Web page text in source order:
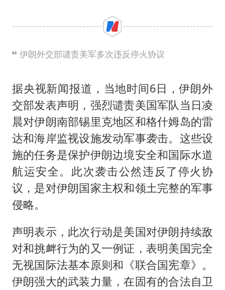
伊朗外交部谴责美军多次违反停火协议
据央视新闻报道，当地时间6日，伊朗外
交部发表声明，强烈谴责美国军队当日凌
晨对伊朗南部锡里克地区和格什姆岛的雷
达和海岸监视设施发动军事袭击。这些设
施的任务是保护伊朗边境安全和国际水道
航运安全。此次袭击公然违反了停火协
议，是对伊朗国家主权和领土完整的军事
侵略。
声明表示，此次行动是美国对伊朗持续敌
对和挑衅行为的又一例证，表明美国完全
无视国际法基本原则和《联合国宪章》。
伊朗强大的武装力量，在固有的合法自卫